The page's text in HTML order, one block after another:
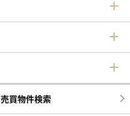
売買物件検索